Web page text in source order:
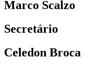
Marco Scalzo
Secretário
Celedon Broca